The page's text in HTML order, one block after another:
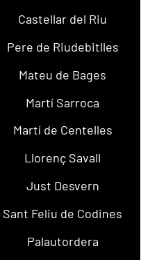
Castellar del Riu
Pere de Riudebitlles
Mateu de Bages
Martí Sarroca
Martí de Centelles
Llorenç Savall
Just Desvern
Sant Feliu de Codines
Palautordera